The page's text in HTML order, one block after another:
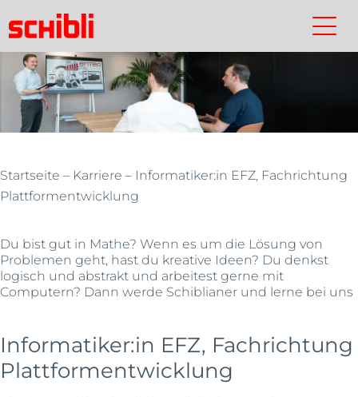
to
main
content
Gruppe
Schibli-
Gruppe
Kontakt Suchen
Startseite – Karriere – Informatiker:in EFZ, Fachrichtung
Plattformentwicklung
Du bist gut in Mathe? Wenn es um die Lösung von
Problemen geht, hast du kreative Ideen? Du denkst
logisch und abstrakt und arbeitest gerne mit
Computern? Dann werde Schiblianer und lerne bei uns
Informatiker:in EFZ, Fachrichtung
Plattformentwicklung